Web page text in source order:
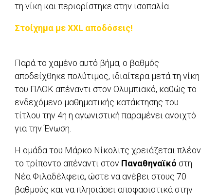
τη νίκη και περιορίστηκε στην ισοπαλία.
Στοίχημα με XXL αποδόσεις!
Παρά το χαμένο αυτό βήμα, ο βαθμός
αποδείχθηκε πολύτιμος, ιδιαίτερα μετά τη νίκη
του ΠΑΟΚ απέναντι στον Ολυμπιακό, καθώς το
ενδεχόμενο μαθηματικής κατάκτησης του
τίτλου την 4η η αγωνιστική παραμένει ανοιχτό
για την Ένωση.
Η ομάδα του Μάρκο Νίκολιτς χρειάζεται πλέον
το τρίποντο απέναντι στον Παναθηναϊκό στη
Νέα Φιλαδέλφεια, ώστε να ανέβει στους 70
βαθμούς και να πλησιάσει αποφασιστικά στην